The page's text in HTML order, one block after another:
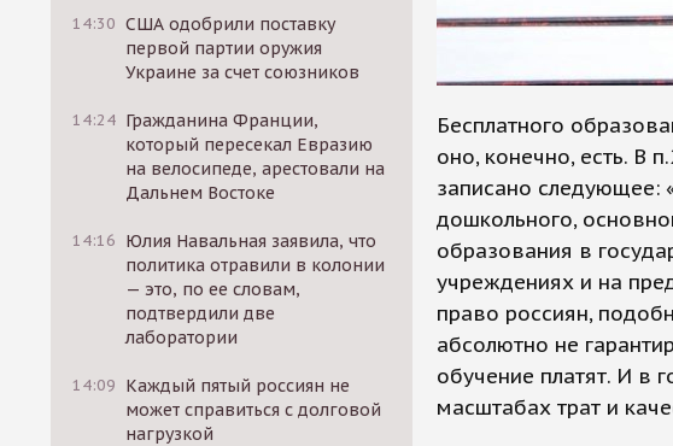
14:30 США одобрили поставку
первой партии оружия
Украине за счет союзников
14:24 Гражданина Франции,
который пересекал Евразию
на велосипеде, арестовали на
Дальнем Востоке
14:16 Юлия Навальная заявила, что
политика отравили в колонии
— это, по ее словам,
подтвердили две
лаборатории
14:09 Каждый пятый россиян не
может справиться с долговой
нагрузкой
Бесплатного
оно, конечно, есть. В
записано следующее:
дошкольного,
образования в
учреждениях и на
право россиян,
абсолютно не
обучение платят. И в
масштабах трат и